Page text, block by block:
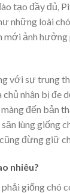
tạo đầy đủ,
những loài
mới ảnh
với sự trung
nhân bị đe
đến bản
lùng giống
đừng giữ
nhiêu?
giống chó